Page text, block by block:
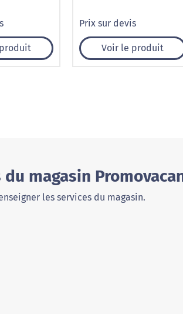
Prix sur devis
Voir le produit
du magasin
les services du magasin.